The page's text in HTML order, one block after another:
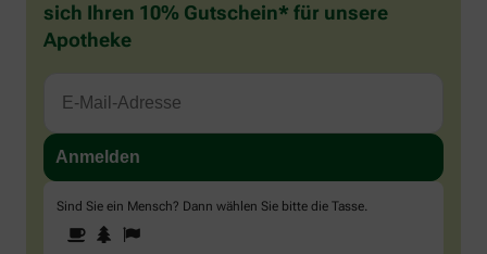
sich Ihren 10% Gutschein* für unsere
Apotheke
Sind Sie ein Mensch? Dann wählen Sie bitte die Tasse.
Sind
Sie
1 2